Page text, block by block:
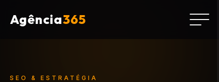
Agência365
SEO & ESTRATÉGIA